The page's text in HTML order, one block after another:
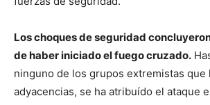
Los choques de seguridad
de haber iniciado el fuego cruzado.
ninguno de los grupos extremistas que
adyacencias, se ha atribuído el ataque